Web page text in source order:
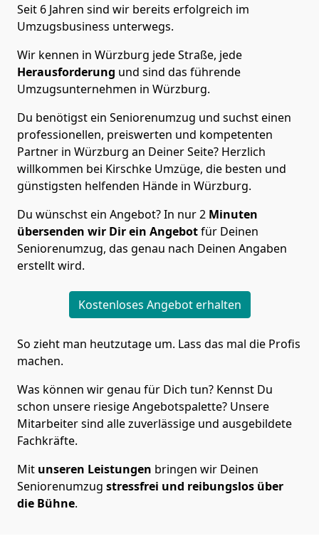
Seit 6 Jahren sind wir bereits erfolgreich im
Umzugsbusiness unterwegs.
Wir kennen in Würzburg jede Straße, jede
Herausforderung und sind das führende
Umzugsunternehmen in Würzburg.
Du benötigst ein Seniorenumzug und suchst einen
professionellen, preiswerten und kompetenten
Partner in Würzburg an Deiner Seite? Herzlich
willkommen bei Kirschke Umzüge, die besten und
günstigsten helfenden Hände in Würzburg.
Du wünschst ein Angebot? In nur 2 Minuten
übersenden wir Dir ein Angebotfür Deinen
Seniorenumzug, das genau nach Deinen Angaben
erstellt wird.
Kostenloses Angebot erhalten
So zieht man heutzutage um. Lass das mal die Profis
machen.
Was können wir genau für Dich tun? Kennst Du
schon unsere riesige Angebotspalette? Unsere
Mitarbeiter sind alle zuverlässige und ausgebildete
Fachkräfte.
Mit unseren Leistungen bringen wir Deinen
Seniorenumzug stressfrei und reibungslos über
die Bühne.